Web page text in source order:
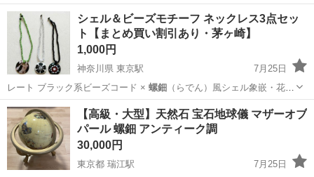
用される車両や歩行者の方が安全に安心して通行するために適切に誘
導してください。 勤務地へは直行直帰OKです! <未経験でも安心!!> 丁
寧な研修20hで基本的な知識を...
アルバイト・パート
シェル＆ビーズモチーフ ネックレス3点セッ
ト【まとめ買い割引あり・茅ヶ崎】
1,000円
神奈川県 東京駅
7月25日
レート ​ブラック系ビーズコード × 螺鈿 （らでん）風シェル象嵌・花柄
ブラックプ…
神奈川 茅ヶ崎市 東京駅 アクセサリー アジアン
【高級・大型】天然石 宝石地球儀 マザーオブ
パール 螺鈿 アンティーク調
30,000円
東京都 瑞江駅
7月25日